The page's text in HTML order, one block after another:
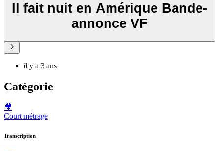
Il fait nuit en Amérique Bande-
annonce VF
il y a 3 ans
Catégorie
🎥
Court métrage
Transcription